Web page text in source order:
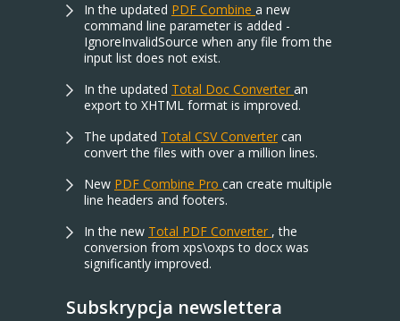
In the updated PDF Combine a new
command line parameter is added -
IgnoreInvalidSource when any file from the
input list does not exist.
In the updated Total Doc Converter an
export to XHTML format is improved.
The updated Total CSV Converter can
convert the files with over a million lines.
New PDF Combine Pro can create multiple
line headers and footers.
In the new Total PDF Converter , the
conversion from xps\oxps to docx was
significantly improved.
Subskrypcja newslettera